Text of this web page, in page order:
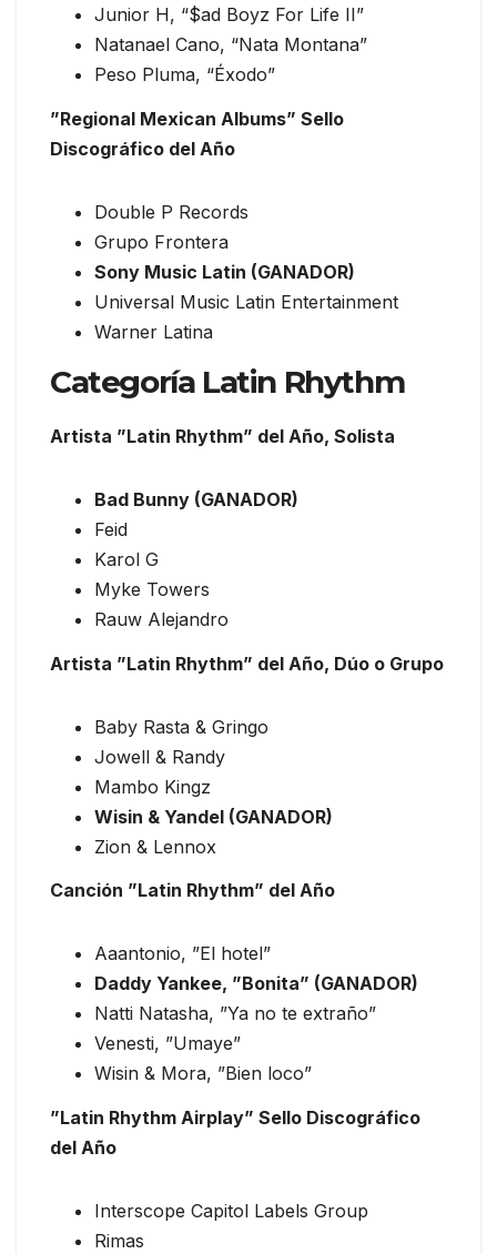
Junior H, “$ad Boyz For Life II”
Natanael Cano, “Nata Montana”
Peso Pluma, “Éxodo”
”Regional Mexican Albums” Sello
Discográfico del Año
Double P Records
Grupo Frontera
Sony Music Latin (GANADOR)
Universal Music Latin Entertainment
Warner Latina
Categoría Latin Rhythm
Artista ”Latin Rhythm” del Año, Solista
Bad Bunny (GANADOR)
Feid
Karol G
Myke Towers
Rauw Alejandro
Artista ”Latin Rhythm” del Año, Dúo o Grupo
Baby Rasta & Gringo
Jowell & Randy
Mambo Kingz
Wisin & Yandel (GANADOR)
Zion & Lennox
Canción ”Latin Rhythm” del Año
Aaantonio, ”El hotel”
Daddy Yankee, ”Bonita” (GANADOR)
Natti Natasha, ”Ya no te extraño”
Venesti, ”Umaye”
Wisin & Mora, ”Bien loco”
”Latin Rhythm Airplay” Sello Discográfico
del Año
Interscope Capitol Labels Group
Rimas